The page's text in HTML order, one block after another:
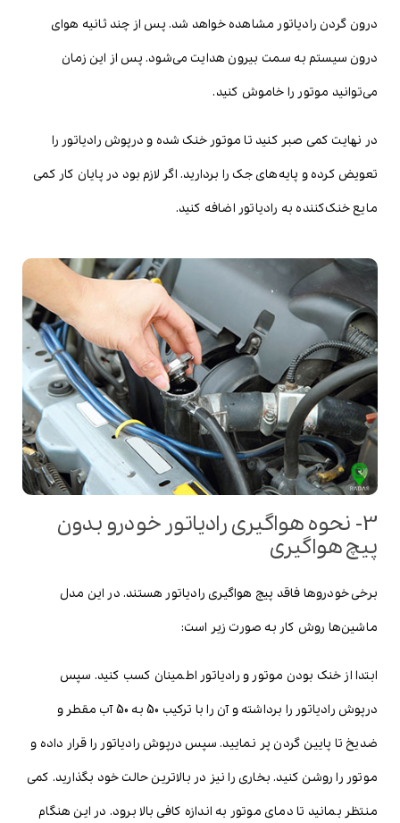
درون گردن رادیاتور مشاهده خواهد شد. پس از چند ثانیه هوای
درون سیستم به سمت بیرون هدایت می‌شود. پس از این زمان
می‌توانید موتور را خاموش کنید.
در نهایت کمی صبر کنید تا موتور خنک شده و درپوش رادیاتور را
تعویض کرده و پایه‌های جک را بردارید. اگر لازم بود در پایان کار کمی
مایع خنک‌کننده به رادیاتور اضافه کنید.
3- نحوه هواگیری رادیاتور خودرو بدون
پیچ هواگیری
برخی خودروها فاقد پیچ هواگیری رادیاتور هستند. در این مدل
ماشین‌ها روش کار به صورت زیر است:
ابتدا از خنک بودن موتور و رادیاتور اطمینان کسب کنید. سپس
درپوش رادیاتور را برداشته و آن را با ترکیب 50 به 50 آب مقطر و
ضدیخ تا پایین گردن پر نمایید. سپس درپوش رادیاتور را قرار داده و
موتور را روشن کنید. بخاری را نیز در بالاترین حالت خود بگذارید. کمی
منتظر بمانید تا دمای موتور به اندازه کافی بالا برود. در این هنگام